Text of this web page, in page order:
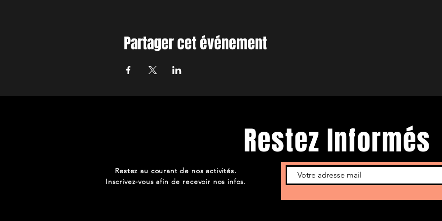
Partager cet événement
Restez Informés
Restez au courant de nos activités.
Inscrivez-vous afin de recevoir nos infos.